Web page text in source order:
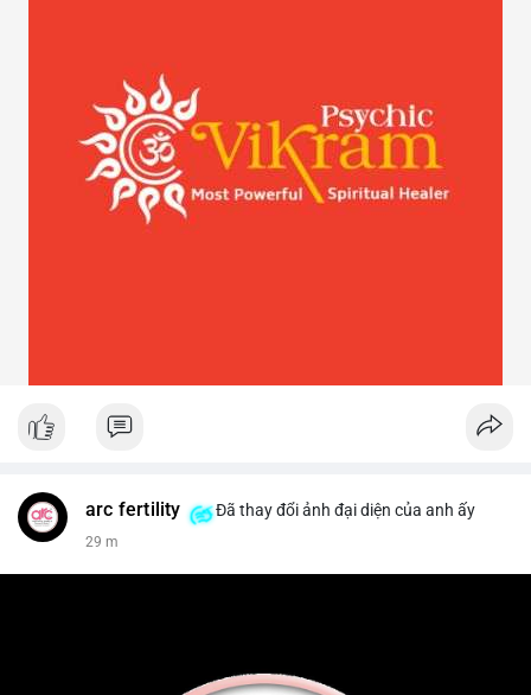
arc fertility Đã thay đổi ảnh đại diện của anh ấy
29 m